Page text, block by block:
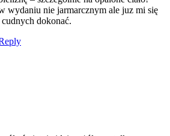
wydaniu nie jarmarcznym ale juz mi się
dokonać.